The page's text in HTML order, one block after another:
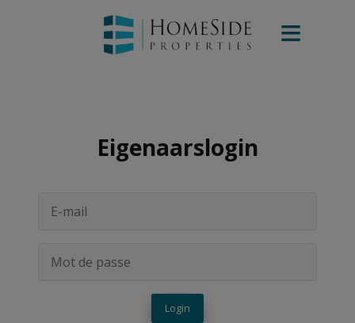
Eigenaarslogin
Login